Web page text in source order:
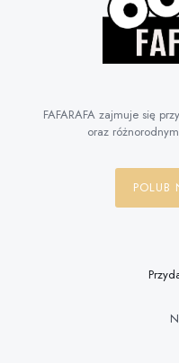
FAFARAFA zajmuje się
oraz
POLUB